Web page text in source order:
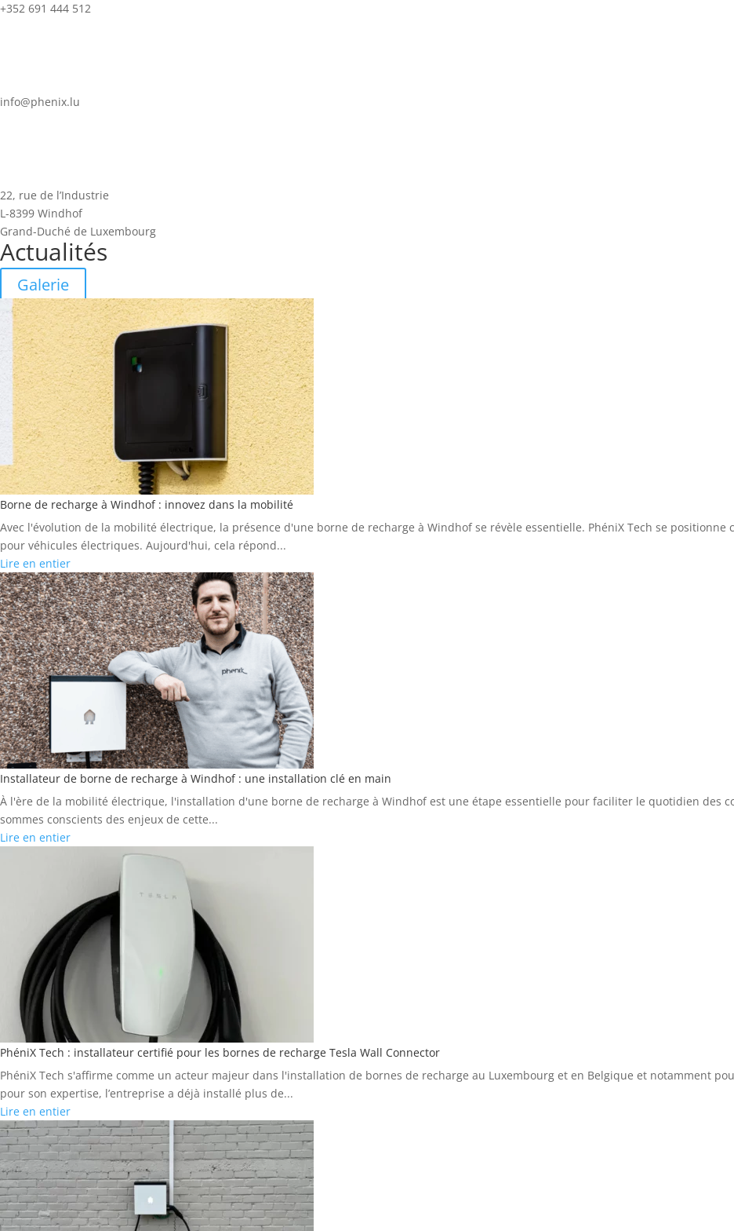
+352 691 444 512
info@phenix.lu
22, rue de l’Industrie
L-8399 Windhof
Grand-Duché de Luxembourg
Actualités
Galerie
Borne de recharge à Windhof : innovez dans la mobilité
Avec l'évolution de la mobilité électrique, la présence d'une borne de recharge à Windhof se révèle essentielle. PhéniX Tech se
pour véhicules électriques. Aujourd'hui, cela répond...
Lire en entier
Installateur de borne de recharge à Windhof : une installation clé en main
À l'ère de la mobilité électrique, l'installation d'une borne de recharge à Windhof est une étape essentielle pour faciliter le quotidien des
sommes conscients des enjeux de cette...
Lire en entier
PhéniX Tech : installateur certifié pour les bornes de recharge Tesla Wall Connector
PhéniX Tech s'affirme comme un acteur majeur dans l'installation de bornes de recharge au Luxembourg et en Belgique et notamment
pour son expertise, l’entreprise a déjà installé plus de...
Lire en entier